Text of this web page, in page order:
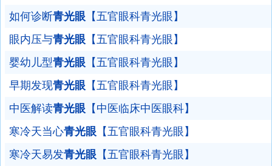
如何诊断青光眼 【五官眼科青光眼】
眼内压与青光眼 【五官眼科青光眼】
婴幼儿型青光眼 【五官眼科青光眼】
早期发现青光眼 【五官眼科青光眼】
中医解读青光眼 【中医临床中医眼科】
寒冷天当心青光眼 【五官眼科青光眼】
寒冷天易发青光眼 【五官眼科青光眼】